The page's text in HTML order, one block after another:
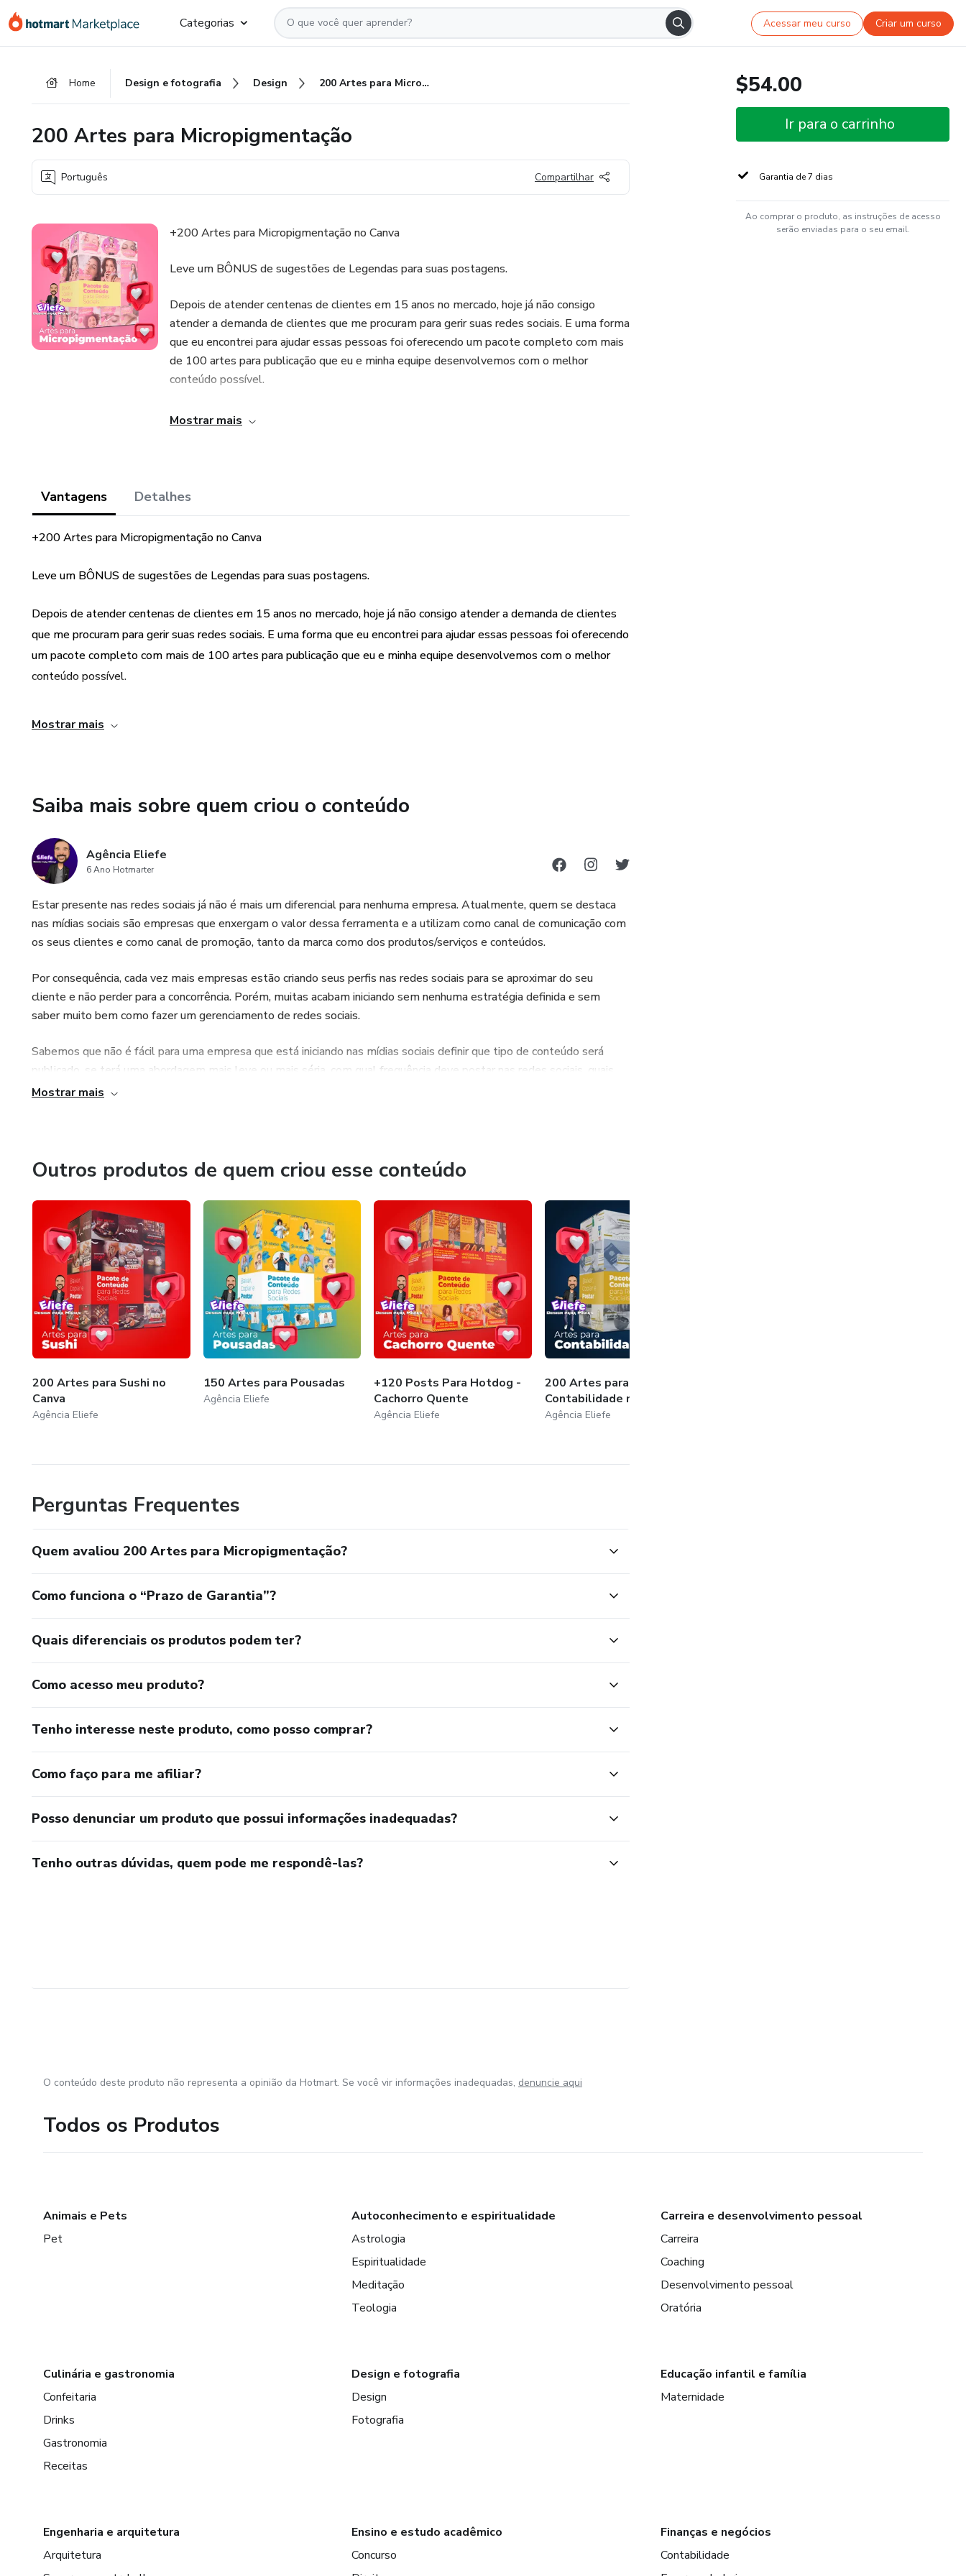
para
para
para
Categorias Acessar meu curso Criar um curso
Home Design e fotografia Design 200 Artes para Micropigmentação
200 Artes para Micropigmentação
Português Compartilhar
+200 Artes para Micropigmentação no Canva
Leve um BÔNUS de sugestões de Legendas para suas postagens.
Depois de atender centenas de clientes em 15 anos no mercado, hoje já não consigo
atender a demanda de clientes que me procuram para gerir suas redes sociais. E uma forma
que eu encontrei para ajudar essas pessoas foi oferecendo um pacote completo com mais
de 100 artes para publicação que eu e minha equipe desenvolvemos com o melhor
conteúdo possível.
E ainda tem um BRINDE, mas por pouco tempo, iremos enviar sugestões de legenda para
Mostrar mais
Vantagens Detalhes
+200 Artes para Micropigmentação no Canva
Leve um BÔNUS de sugestões de Legendas para suas postagens.
Depois de atender centenas de clientes em 15 anos no mercado, hoje já não consigo atender a demanda de clientes
que me procuram para gerir suas redes sociais. E uma forma que eu encontrei para ajudar essas pessoas foi oferecendo
um pacote completo com mais de 100 artes para publicação que eu e minha equipe desenvolvemos com o melhor
conteúdo possível.
Mostrar mais
Saiba mais sobre quem criou o conteúdo
Agência Eliefe
6 Ano Hotmarter
Estar presente nas redes sociais já não é mais um diferencial para nenhuma empresa. Atualmente, quem se destaca
nas mídias sociais são empresas que enxergam o valor dessa ferramenta e a utilizam como canal de comunicação com
os seus clientes e como canal de promoção, tanto da marca como dos produtos/serviços e conteúdos.
Por consequência, cada vez mais empresas estão criando seus perfis nas redes sociais para se aproximar do seu
cliente e não perder para a concorrência. Porém, muitas acabam iniciando sem nenhuma estratégia definida e sem
saber muito bem como fazer um gerenciamento de redes sociais.
Sabemos que não é fácil para uma empresa que está iniciando nas mídias sociais definir que tipo de conteúdo será
publicado, se terá uma abordagem mais leve ou mais séria, com qual frequência deve postar nas redes sociais, quais
métricas analisar etc.
Mostrar mais
Outros produtos de quem criou esse conteúdo
200 Artes para Sushi no
Canva
Agência Eliefe
150 Artes para Pousadas
Agência Eliefe
+120 Posts Para Hotdog -
Cachorro Quente
Agência Eliefe
200 Artes para
Contabilidade no Canva
Agência Eliefe
Perguntas Frequentes
Quem avaliou 200 Artes para Micropigmentação?
Como funciona o “Prazo de Garantia”?
Quais diferenciais os produtos podem ter?
Como acesso meu produto?
Tenho interesse neste produto, como posso comprar?
Como faço para me afiliar?
Posso denunciar um produto que possui informações inadequadas?
Tenho outras dúvidas, quem pode me respondê-las?
$54.00
Ir para o carrinho
Garantia de 7 dias
Ao comprar o produto, as instruções de acesso
serão enviadas para o seu email.
O conteúdo deste produto não representa a opinião da Hotmart. Se você vir informações inadequadas, denuncie aqui
Todos os Produtos
Animais e Pets
Pet
Autoconhecimento e espiritualidade
Astrologia
Espiritualidade
Meditação
Teologia
Carreira e desenvolvimento pessoal
Carreira
Coaching
Desenvolvimento pessoal
Oratória
Culinária e gastronomia
Confeitaria
Drinks
Gastronomia
Receitas
Design e fotografia
Design
Fotografia
Educação infantil e família
Maternidade
Engenharia e arquitetura
Arquitetura
Ensino e estudo acadêmico
Concurso
Finanças e negócios
Contabilidade